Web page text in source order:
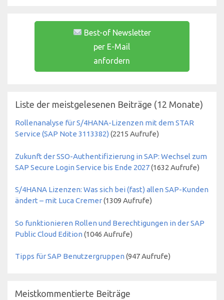
Best-of Newsletter
per E-Mail
anfordern
Liste der meistgelesenen Beiträge (12 Monate)
Rollenanalyse für S/4HANA-Lizenzen mit dem STAR
Service (SAP Note 3113382) (2215 Aufrufe)
Zukunft der SSO-Authentifizierung in SAP: Wechsel zum
SAP Secure Login Service bis Ende 2027(1632 Aufrufe)
S/4HANA Lizenzen: Was sich bei (fast) allen SAP-Kunden
ändert – mit Luca Cremer(1309 Aufrufe)
So funktionieren Rollen und Berechtigungen in der SAP
Public Cloud Edition (1046 Aufrufe)
Tipps für SAP Benutzergruppen (947Aufrufe)
Meistkommentierte Beiträge